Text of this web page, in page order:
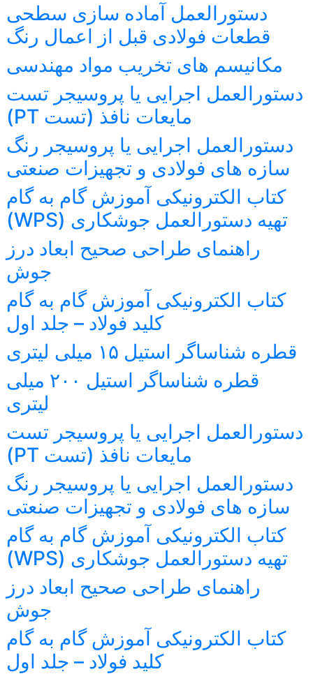
دستورالعمل آماده سازی سطحی
قطعات فولادی قبل از اعمال رنگ
مکانیسم های تخریب مواد مهندسی
دستورالعمل اجرایی یا پروسیجر تست
مایعات نافذ (تست PT)
دستورالعمل اجرایی یا پروسیجر رنگ
سازه های فولادی و تجهیزات صنعتی
کتاب الکترونیکی آموزش گام به گام
تهیه دستورالعمل جوشکاری (WPS)
راهنمای طراحی صحیح ابعاد درز
جوش
کتاب الکترونیکی آموزش گام به گام
کلید فولاد – جلد اول
قطره شناساگر استیل ۱۵ میلی لیتری
قطره شناساگر استیل ۲۰۰ میلی
لیتری
دستورالعمل اجرایی یا پروسیجر تست
مایعات نافذ (تست PT)
دستورالعمل اجرایی یا پروسیجر رنگ
سازه های فولادی و تجهیزات صنعتی
کتاب الکترونیکی آموزش گام به گام
تهیه دستورالعمل جوشکاری (WPS)
راهنمای طراحی صحیح ابعاد درز
جوش
کتاب الکترونیکی آموزش گام به گام
کلید فولاد – جلد اول